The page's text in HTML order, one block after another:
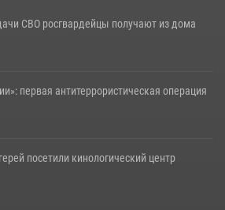
СВО росгвардейцы получают из дома
первая антитеррористическая операция
посетили кинологический центр